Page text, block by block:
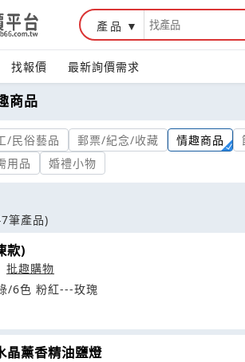
產品
找報價 最新詢價需求
商品
/民俗藝品 郵票/紀念/收藏 情趣商品
用品
婚禮小物
筆產品)
款)
批趣購物
粉/藍/紫/橘/黃/綠/6色 粉紅---玫瑰
晶薰香精油鹽燈